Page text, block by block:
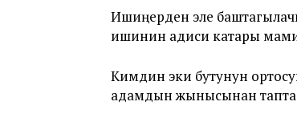
Ишиңерден эле
ишинин адиси катары
Кимдин эки бутунун
адамдын жынысынан